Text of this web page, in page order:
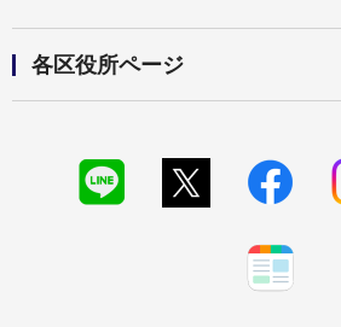
各区役所ページ